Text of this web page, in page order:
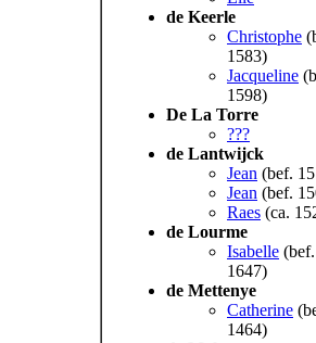
de Keerle
Christophe
1583)
Jacqueline
1598)
De La Torre
???
de Lantwijck
Jean (bef.
Jean (bef.
Raes (ca.
de Lourme
Isabelle (bef.
1647)
de Mettenye
Catherine
1464)